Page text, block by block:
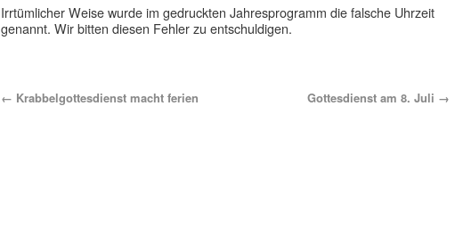
Irrtümlicher Weise wurde im gedruckten Jahresprogramm die falsche Uhrzeit
genannt. Wir bitten diesen Fehler zu entschuldigen.
← Krabbelgottesdienst macht ferien Gottesdienst am 8. Juli →